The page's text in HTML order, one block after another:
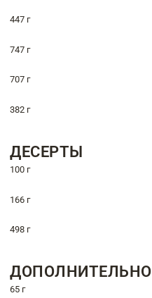
447 г
747 г
707 г
382 г
ДЕСЕРТЫ
100 г
166 г
498 г
ДОПОЛНИТЕЛЬНО
65 г